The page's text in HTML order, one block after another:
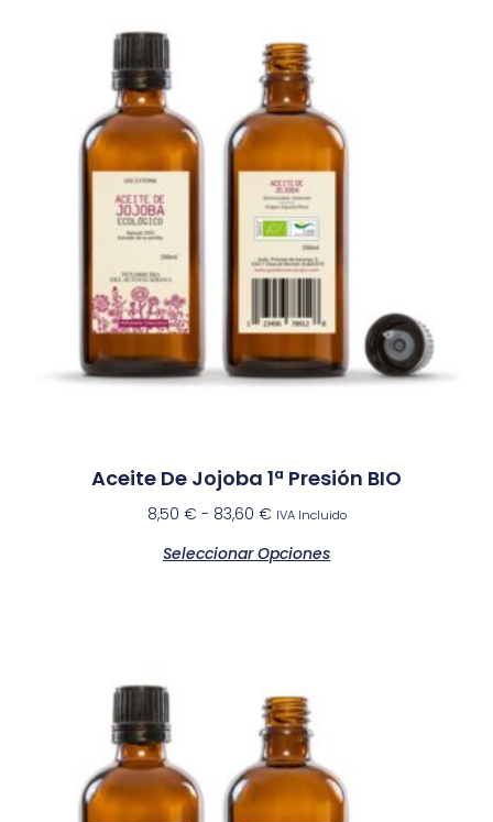
Aceite De Jojoba 1ª Presión BIO
8,50 € - 83,60 € IVA Incluido
Seleccionar Opciones